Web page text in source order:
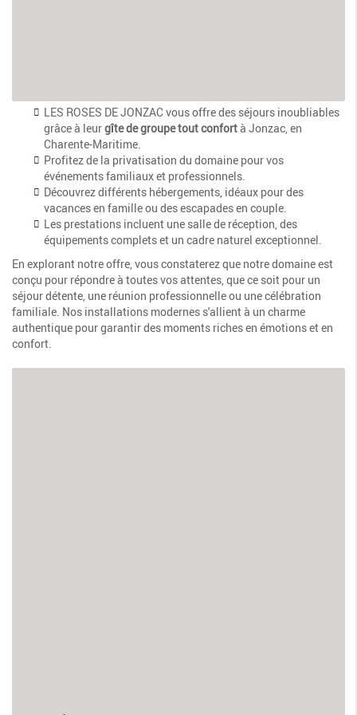
LES ROSES DE JONZAC vous offre des séjours inoubliables
grâce à leurgîte de groupe tout confortà Jonzac, en
Charente-Maritime.
Profitez de la privatisation du domaine pour vos
événements familiaux et professionnels.
Découvrez différents hébergements, idéaux pour des
vacances en famille ou des escapades en couple.
Les prestations incluent une salle de réception, des
équipements complets et un cadre naturel exceptionnel.
En explorant notre offre, vous constaterez que notre domaine est
conçu pour répondre à toutes vos attentes, que ce soit pour un
séjour détente, une réunion professionnelle ou une célébration
familiale. Nos installations modernes s'allient à un charme
authentique pour garantir des moments riches en émotions et en
confort.